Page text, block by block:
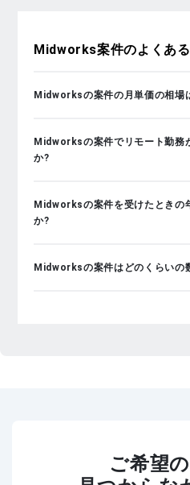
Midworks案件のよくあ
Midworksの案件の月単価の相場
Midworksの案件でリモート勤務
か?
Midworksの案件を受けたときの
か?
Midworksの案件はどのくらいの
ご希望